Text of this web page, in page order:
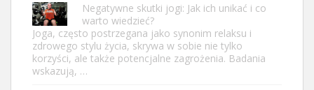
Negatywne skutki jogi: Jak ich unikać i co
warto wiedzieć?
Joga, często postrzegana jako synonim relaksu i
zdrowego stylu życia, skrywa w sobie nie tylko
korzyści, ale także potencjalne zagrożenia. Badania
wskazują, …